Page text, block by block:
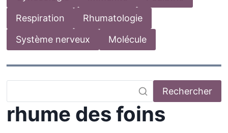
Respiration Rhumatologie
Système nerveux Molécule
Rechercher
rhume des foins